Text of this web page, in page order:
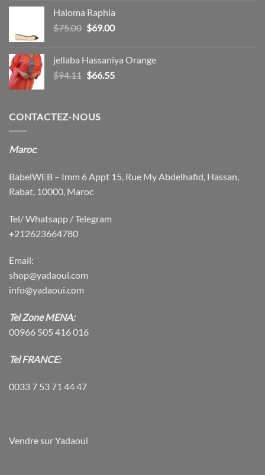
était :
$36.00.
est :
$27.00.
Haloma Raphia
$75.00 Le
était :
$75.00.
$69.00Le
est :
$69.00.
jellaba Hassaniya Orange
$94.11 Le
était :
$66.55Le
CONTACTEZ-NOUS
Maroc:
BabelWEB – Imm 6 Appt 15, Rue My Abdelhafid, Hassan,
Rabat, 10000, Maroc
Tel/ Whatsapp / Telegram
+212623664780
Email:
shop@yadaoui.com
info@yadaoui.com
Tel Zone MENA:
00966 505 416 016
Tel FRANCE:
0033 7 53 71 44 47
Vendre sur Yadaoui